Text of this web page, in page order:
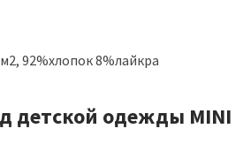
92%хлопок 8%лайкра
детской одежды MINI